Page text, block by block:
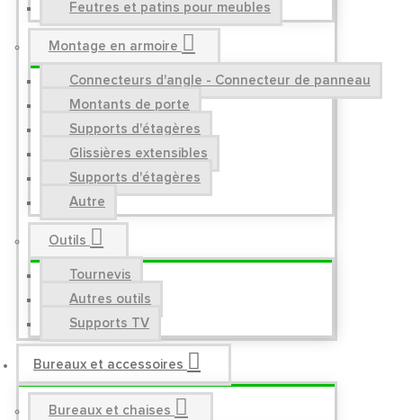
Feutres et patins pour meubles
Montage en armoire
Connecteurs d'angle - Connecteur de panneau
Montants de porte
Supports d'étagères
Glissières extensibles
Supports d'étagères
Autre
Outils
Tournevis
Autres outils
Supports TV
Bureaux et accessoires
Bureaux et chaises